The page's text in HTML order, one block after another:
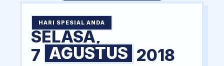
HARI SPESIAL ANDA
SELASA,
7 AGUSTUS 2018